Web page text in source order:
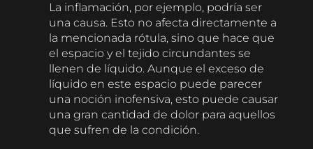
La inflamación, por ejemplo, podría ser
una causa. Esto no afecta directamente a
la mencionada rótula, sino que hace que
el espacio y el tejido circundantes se
llenen de líquido. Aunque el exceso de
líquido en este espacio puede parecer
una noción inofensiva, esto puede causar
una gran cantidad de dolor para aquellos
que sufren de la condición.